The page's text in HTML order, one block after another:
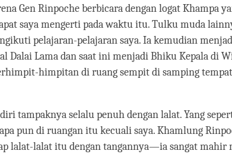
Gen Rinpoche berbicara dengan logat Khampa
saya mengerti pada waktu itu. Tulku muda
pelajaran-pelajaran saya. Ia kemudian
Dalai Lama dan saat ini menjadi Bhiku Kepala di
himpitan di ruang sempit di samping
tampaknya selalu penuh dengan lalat. Yang
pun di ruangan itu kecuali saya. Khamlung
lalat-lalat itu dengan tangannya—ia sangat